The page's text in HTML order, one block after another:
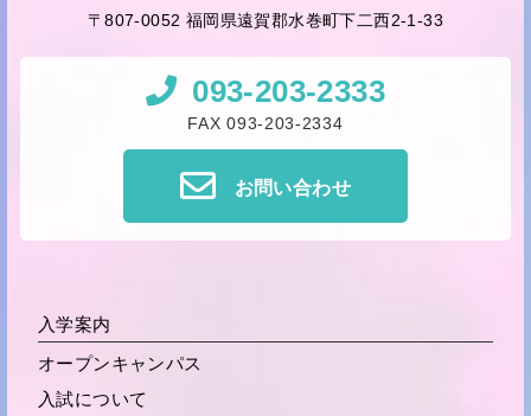
〒807-0052 福岡県遠賀郡水巻町下二西2-1-33
093-203-2333
FAX 093-203-2334
お問い合わせ
入学案内
オープンキャンパス
入試について